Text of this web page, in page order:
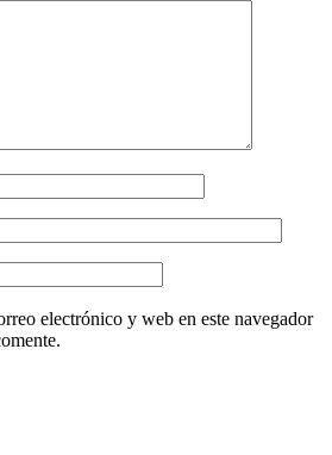
electrónico y web en este navegador